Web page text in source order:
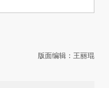
版面编辑：王丽琨